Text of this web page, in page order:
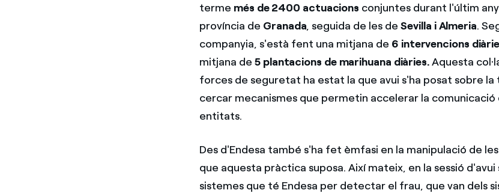
terme més de 2400 actuacions conjuntes durant l'últim
província de Granada, seguida de les deSevilla i Almeria.
companyia, s'està fent una mitjana de 6 intervencions
mitjana de5 plantacions de marihuana diàries.Aquesta
forces de seguretat ha estat la que avui s'ha posat sobre la
cercar mecanismes que permetin accelerar la
entitats.
Des d'Endesa també s'ha fet èmfasi en la manipulació de
que aquesta pràctica suposa. Així mateix, en la sessió
sistemes que té Endesa per detectar el frau, que van dels